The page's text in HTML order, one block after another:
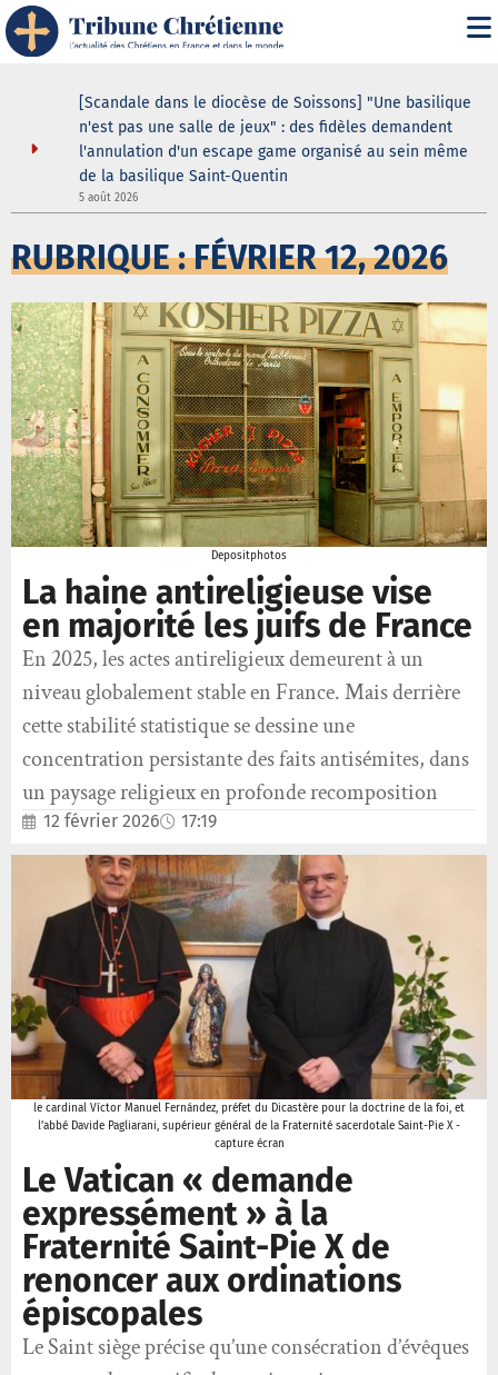
[Scandale dans le diocèse de Soissons] "Une basilique
n'est pas une salle de jeux" : des fidèles demandent
l'annulation d'un escape game organisé au sein même
de la basilique Saint-Quentin
5 août 2026
RUBRIQUE : FÉVRIER 12, 2026
Depositphotos
La haine antireligieuse vise
en majorité les juifs de France
En 2025, les actes antireligieux demeurent à un
niveau globalement stable en France. Mais derrière
cette stabilité statistique se dessine une
concentration persistante des faits antisémites, dans
un paysage religieux en profonde recomposition
12 février 2026 17:19
le cardinal Víctor Manuel Fernández, préfet du Dicastère pour la doctrine de la foi, et
l’abbé Davide Pagliarani, supérieur général de la Fraternité sacerdotale Saint-Pie X -
capture écran
Le Vatican « demande
expressément » à la
Fraternité Saint-Pie X de
renoncer aux ordinations
épiscopales
Le Saint siège précise qu’une consécration d’évêques